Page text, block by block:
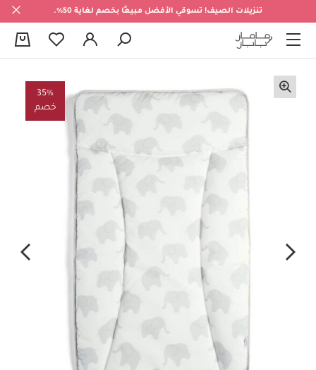
تنزيلات الصيف! تسوقي الأفضل مبيعًا بخصم لغاية 50%.
35%
خصم